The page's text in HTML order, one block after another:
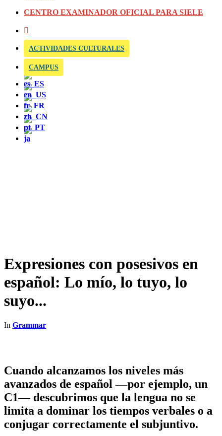
CENTRO EXAMINADOR OFICIAL PARA SIELE
ACTIVIDADES CULTURALES
CAMPUS
Expresiones con posesivos en
español: Lo mío, lo tuyo, lo
suyo...
In Grammar
Cuando alcanzamos los niveles más
avanzados de español —por ejemplo, un
C1— descubrimos que la lengua no se
limita a dominar los tiempos verbales o a
conjugar correctamente el subjuntivo.